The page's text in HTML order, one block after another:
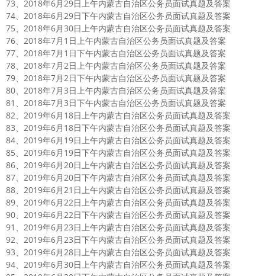
73、2018年6月29日上午内蒙古自治区公务员面试真题及答案
74、2018年6月29日下午内蒙古自治区公务员面试真题及答案
75、2018年6月30日上午内蒙古自治区公务员面试真题及答案
76、2018年7月1日上午内蒙古自治区公务员面试真题及答案
77、2018年7月1日下午内蒙古自治区公务员面试真题及答案
78、2018年7月2日上午内蒙古自治区公务员面试真题及答案
79、2018年7月2日下午内蒙古自治区公务员面试真题及答案
80、2018年7月3日上午内蒙古自治区公务员面试真题及答案
81、2018年7月3日下午内蒙古自治区公务员面试真题及答案
82、2019年6月18日上午内蒙古自治区公务员面试真题及答案
83、2019年6月18日下午内蒙古自治区公务员面试真题及答案
84、2019年6月19日上午内蒙古自治区公务员面试真题及答案
85、2019年6月19日下午内蒙古自治区公务员面试真题及答案
86、2019年6月20日上午内蒙古自治区公务员面试真题及答案
87、2019年6月20日下午内蒙古自治区公务员面试真题及答案
88、2019年6月21日上午内蒙古自治区公务员面试真题及答案
89、2019年6月22日上午内蒙古自治区公务员面试真题及答案
90、2019年6月22日下午内蒙古自治区公务员面试真题及答案
91、2019年6月23日上午内蒙古自治区公务员面试真题及答案
92、2019年6月23日下午内蒙古自治区公务员面试真题及答案
93、2019年6月28日上午内蒙古自治区公务员面试真题及答案
94、2019年6月30日上午内蒙古自治区公务员面试真题及答案